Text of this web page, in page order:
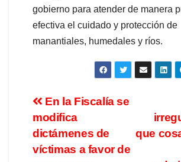
gobierno para atender de manera
efectiva el cuidado y protección de
manantiales, humedales y ríos.
que
En la Fiscalía se
modifica
dictámenes de
víctimas a favor de